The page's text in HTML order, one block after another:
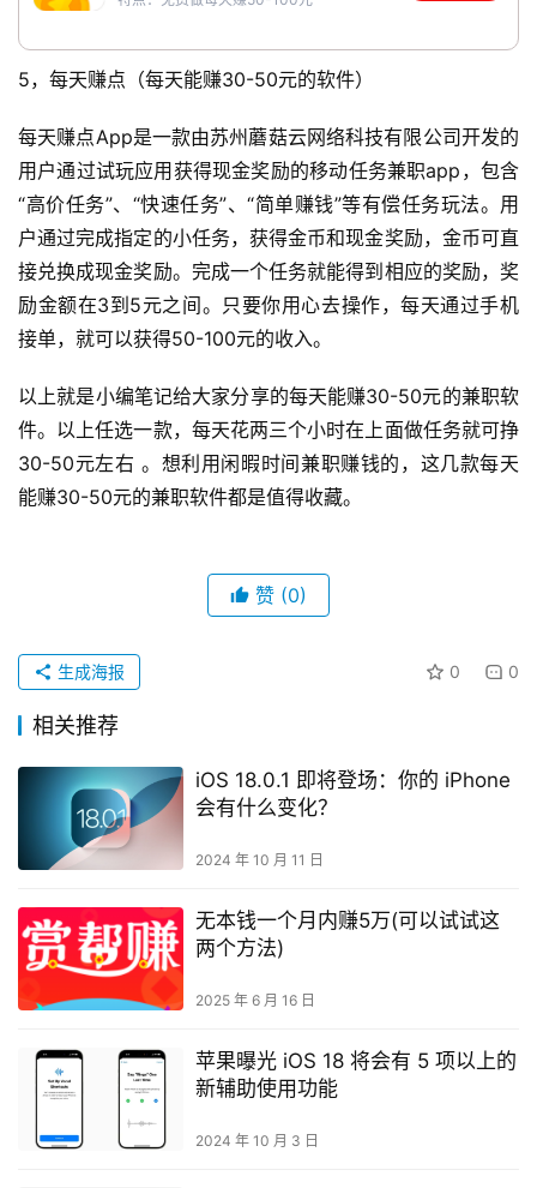
5，每天赚点（每天能赚30-50元的软件）
每天赚点App是一款由苏州蘑菇云网络科技有限公司开发的
用户通过试玩应用获得现金奖励的移动任务兼职app，包含
“高价任务”、“快速任务”、“简单赚钱”等有偿任务玩法。用
户通过完成指定的小任务，获得金币和现金奖励，金币可直
接兑换成现金奖励。完成一个任务就能得到相应的奖励，奖
励金额在3到5元之间。只要你用心去操作，每天通过手机
接单，就可以获得50-100元的收入。
以上就是小编笔记给大家分享的每天能赚30-50元的兼职软
件。以上任选一款，每天花两三个小时在上面做任务就可挣
30-50元左右 。想利用闲暇时间兼职赚钱的，这几款每天
能赚30-50元的兼职软件都是值得收藏。
赞 (0)
0 0
生成海报
相关推荐
iOS 18.0.1 即将登场：你的 iPhone
会有什么变化？
2024 年 10 月 11 日
无本钱一个月内赚5万(可以试试这
两个方法)
2025 年 6 月 16 日
苹果曝光 iOS 18 将会有 5 项以上的
新辅助使用功能
2024 年 10 月 3 日